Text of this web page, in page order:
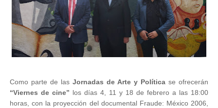
Como parte de las Jornadas de Arte y Política se ofrecerán
“Viernes de cine” los días 4, 11 y 18 de febrero a las 18:00
horas, con la proyección del documental Fraude: México 2006,